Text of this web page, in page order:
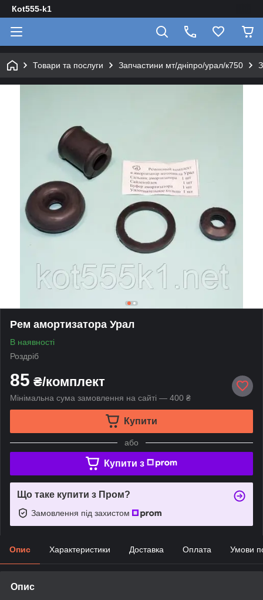
Кot555-k1
Товари та послуги Запчастини мт/дніпро/урал/к750
Рем амортизатора Урал
В наявності
Роздріб
85 ₴/комплект
Мінімальна сума замовлення на сайті — 400 ₴
Купити
або
Купити з
Що таке купити з Пром?
Замовлення під захистом
Опис Характеристики Доставка Оплата Умови
Опис